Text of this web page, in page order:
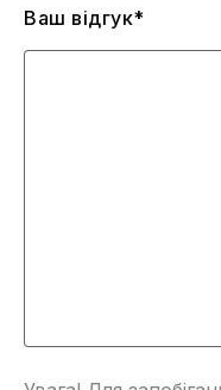
Ваш відгук*